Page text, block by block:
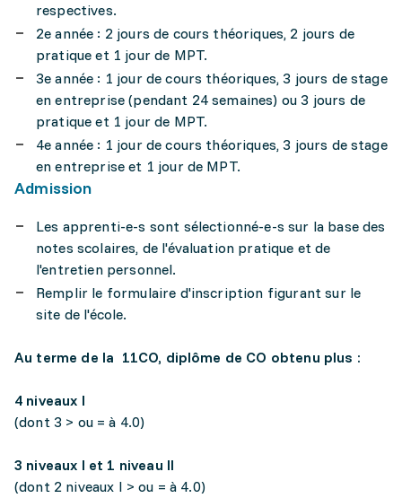
respectives.
2e année : 2 jours de cours théoriques, 2 jours de
pratique et 1 jour de MPT.
3e année : 1 jour de cours théoriques, 3 jours de stage
en entreprise (pendant 24 semaines) ou 3 jours de
pratique et 1 jour de MPT.
4e année : 1 jour de cours théoriques, 3 jours de stage
en entreprise et 1 jour de MPT.
Admission
Les apprenti-e-s sont sélectionné-e-s sur la base des
notes scolaires, de l'évaluation pratique et de
l'entretien personnel.
Remplir le formulaire d'inscription figurant sur le
site de l'école.
Au terme de la 11CO, diplôme de CO obtenu plus :
4 niveaux I
(dont 3 > ou = à 4.0)
3 niveaux I et 1 niveau II
(dont 2 niveaux I > ou = à 4.0)